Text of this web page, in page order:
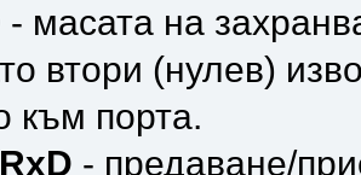
- масата на
втори (нулев)
към порта.
- предаване/